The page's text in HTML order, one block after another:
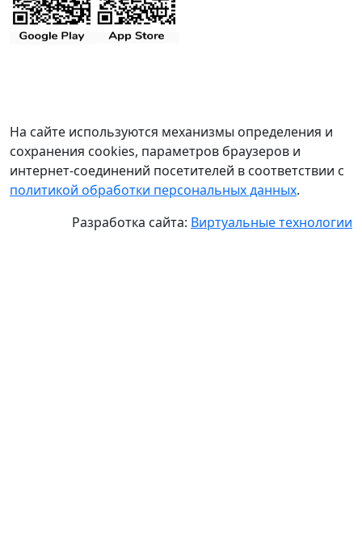
На сайте используются механизмы определения и
сохранения cookies, параметров браузеров и
интернет-соединений посетителей в соответствии с
политикой обработки персональных данных.
Разработка сайта: Виртуальные технологии